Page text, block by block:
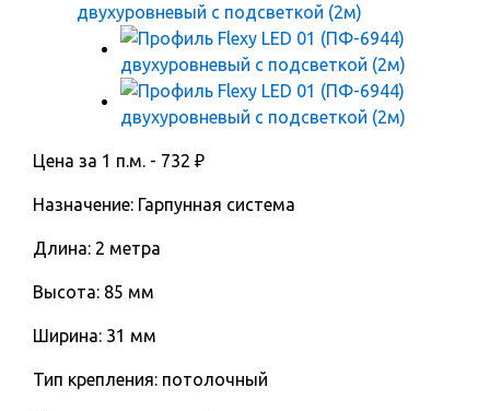
Цена за 1 п.м. - 732 ₽
Назначение: Гарпунная система
Длина: 2 метра
Высота: 85 мм
Ширина: 31 мм
Тип крепления: потолочный